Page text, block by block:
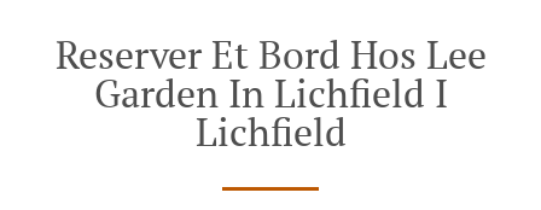
Reserver Et Bord Hos Lee
Garden In Lichfield I
Lichfield